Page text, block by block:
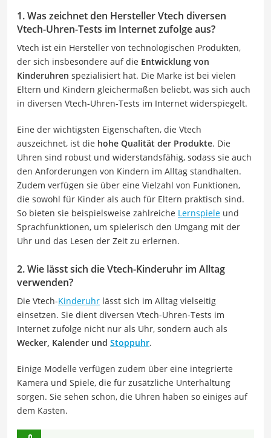
1. Was zeichnet den Hersteller Vtech diversen
Vtech-Uhren-Tests im Internet zufolge aus?
Vtech ist ein Hersteller von technologischen Produkten,
der sich insbesondere auf die Entwicklung von
Kinderuhren spezialisiert hat. Die Marke ist bei vielen
Eltern und Kindern gleichermaßen beliebt, was sich auch
in diversen Vtech-Uhren-Tests im Internet widerspiegelt.
Eine der wichtigsten Eigenschaften, die Vtech
auszeichnet, ist die hohe Qualität der Produkte. Die
Uhren sind robust und widerstandsfähig, sodass sie auch
den Anforderungen von Kindern im Alltag standhalten.
Zudem verfügen sie über eine Vielzahl von Funktionen,
die sowohl für Kinder als auch für Eltern praktisch sind.
So bieten sie beispielsweise zahlreiche Lernspiele und
Sprachfunktionen, um spielerisch den Umgang mit der
Uhr und das Lesen der Zeit zu erlernen.
2. Wie lässt sich die Vtech-Kinderuhr im Alltag
verwenden?
Die Vtech-Kinderuhr lässt sich im Alltag vielseitig
einsetzen. Sie dient diversen Vtech-Uhren-Tests im
Internet zufolge nicht nur als Uhr, sondern auch als
Wecker, Kalender und Stoppuhr.
Einige Modelle verfügen zudem über eine integrierte
Kamera und Spiele, die für zusätzliche Unterhaltung
sorgen. Sie sehen schon, die Uhren haben so einiges auf
dem Kasten.